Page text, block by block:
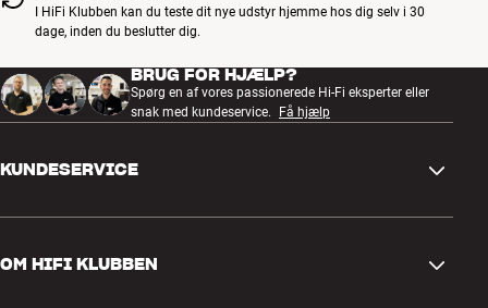
I HiFi Klubben kan du teste dit nye udstyr hjemme hos dig selv i 30
dage, inden du beslutter dig.
BRUG FOR HJÆLP?
Spørg en af vores passionerede Hi-Fi eksperter eller
snak med kundeservice.
Få hjælp
KUNDESERVICE
OM HIFI KLUBBEN